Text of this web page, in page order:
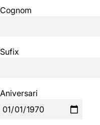
Cognom
Sufix
Aniversari